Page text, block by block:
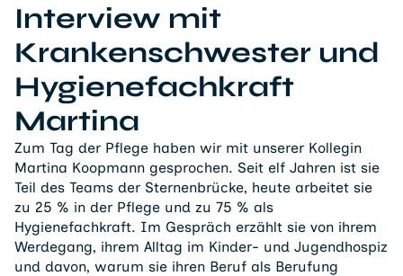
Interview mit
Krankenschwester und
Hygienefachkraft
Martina
Zum Tag der Pflege haben wir mit unserer Kollegin
Martina Koopmann gesprochen. Seit elf Jahren ist sie
Teil des Teams der Sternenbrücke, heute arbeitet sie
zu 25 % in der Pflege und zu 75 % als
Hygienefachkraft. Im Gespräch erzählt sie von ihrem
Werdegang, ihrem Alltag im Kinder- und Jugendhospiz
und davon, warum sie ihren Beruf als Berufung